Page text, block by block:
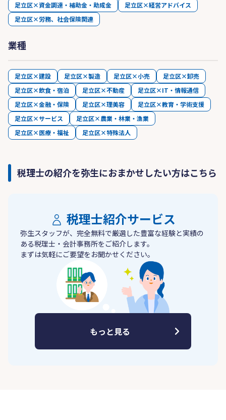
足立区×資金調達・補助金・助成金
足立区×経営アドバイス
足立区×労務、社会保険関連
業種
足立区×建設 足立区×製造 足立区×小売
足立区×卸売
足立区×飲食・宿泊
足立区×不動産
足立区×IT・情報通信
足立区×金融・保険
足立区×理美容
足立区×教育・学術支援
足立区×サービス
足立区×農業・林業・漁業
足立区×医療・福祉
足立区×特殊法人
税理士の紹介を弥生におまかせしたい方はこちら
税理士紹介サービス
弥生スタッフが、完全無料で厳選した豊富な経験と実績の
ある税理士・会計事務所をご紹介します。
まずは気軽にご要望をお聞かせください。
もっと見る